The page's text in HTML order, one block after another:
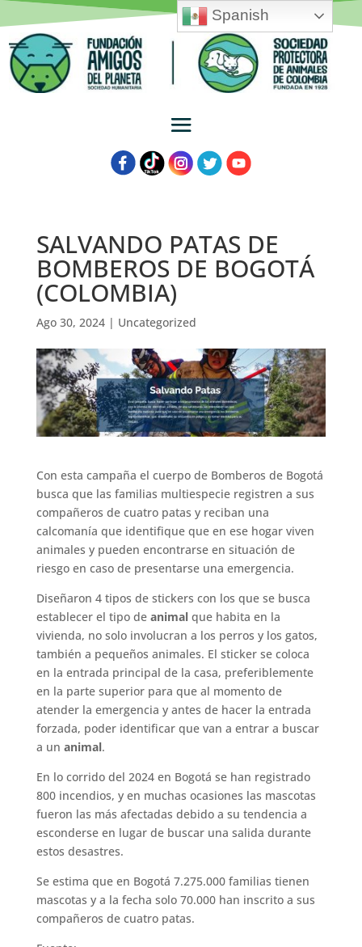
SALVANDO PATAS DE
BOMBEROS DE BOGOTÁ
(COLOMBIA)
Ago 30, 2024| Uncategorized
Con esta campaña el cuerpo de Bomberos de Bogotá
busca que las familias multiespecie registren a sus
compañeros de cuatro patas y reciban una
calcomanía que identifique que en ese hogar viven
animales y pueden encontrarse en situación de
riesgo en caso de presentarse una emergencia.
Diseñaron 4 tipos de stickers con los que se busca
establecer el tipo de animal que habita en la
vivienda, no solo involucran a los perros y los gatos,
también a pequeños animales. El sticker se coloca
en la entrada principal de la casa, preferiblemente
en la parte superior para que al momento de
atender la emergencia y antes de hacer la entrada
forzada, poder identificar que van a entrar a buscar
a un animal.
En lo corrido del 2024 en Bogotá se han registrado
800 incendios, y en muchas ocasiones las mascotas
fueron las más afectadas debido a su tendencia a
esconderse en lugar de buscar una salida durante
estos desastres.
Se estima que en Bogotá 7.275.000 familias tienen
mascotas y a la fecha solo 70.000 han inscrito a sus
compañeros de cuatro patas.
Spanish